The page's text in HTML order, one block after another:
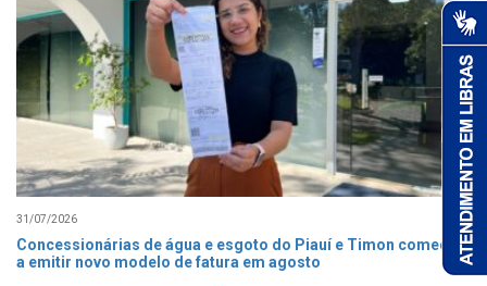
31/07/2026
Concessionárias de água e esgoto do Piauí e Timon começam
a emitir novo modelo de fatura em agosto